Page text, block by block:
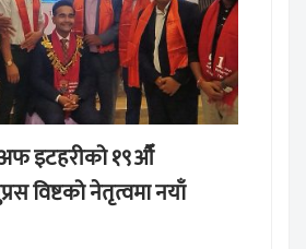
इटहरीको १९औँ
विष्टको नेतृत्वमा नयाँ